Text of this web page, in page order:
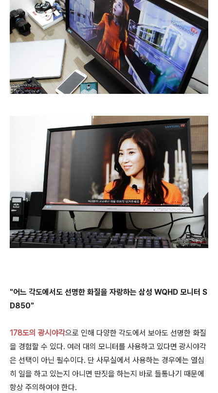
"어느 각도에서도 선명한 화질을 자랑하는 삼성 WQHD 모니터 S
D850"
178도의 광시야각으로 인해 다양한 각도에서 보아도 선명한 화질
을 경험할 수 있다. 여러 대의 모니터를 사용하고 있다면 광시야각
은 선택이 아닌 필수이다. 단 사무실에서 사용하는 경우에는 열심
히 일을 하고 있는지 아니면 딴짓을 하는지 바로 들통나기 때문에
항상 주의하여야 한다.